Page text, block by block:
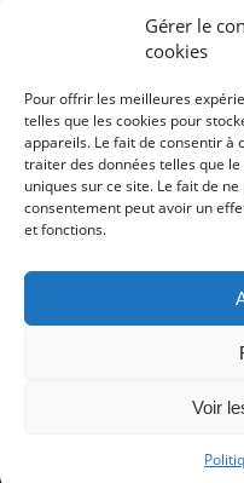
Gérer le
cookies
Pour offrir les meilleures
telles que les cookies pour
appareils. Le fait de consentir à
traiter des données telles que
uniques sur ce site. Le fait de
consentement peut avoir un
et fonctions.
Voir